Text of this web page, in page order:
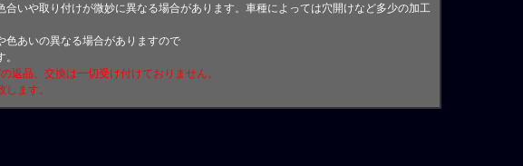
いや取り付けが微妙に異なる場合があります。車種によっては穴開けなど多少の加工
あいの異なる場合がありますので
返品、交換は一切受け付けておりません。
ます。